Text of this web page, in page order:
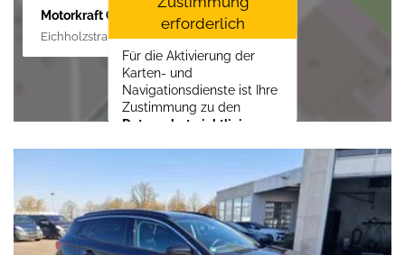
Motorkraft GmbH
Eichholzstraße 88, 19089 Crivitz
erforderlich
Für die Aktivierung der
Karten- und
Navigationsdienste ist Ihre
Zustimmung zu den
Datenschutzrichtlinien
Zustimmen und
aktivieren